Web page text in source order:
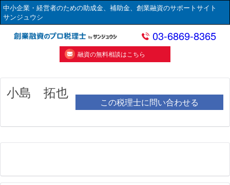
中小企業・経営者のための助成金、補助金、創業融資のサポートサイト
サンジュウシ
03-6869-8365
融資の無料相談はこちら
小島 拓也
この税理士に問い合わせる